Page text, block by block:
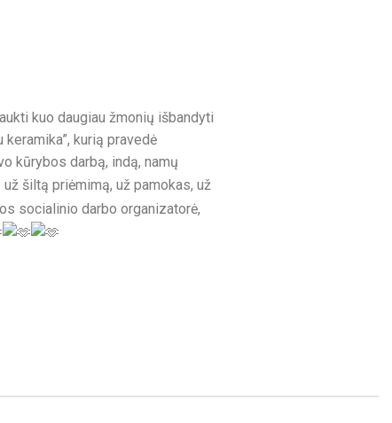
kuo daugiau žmonių išbandyti
kurią pravedė
kūrybos darbą, indą, namų
šiltą priėmimą, už pamokas, už
socialinio darbo organizatorė,